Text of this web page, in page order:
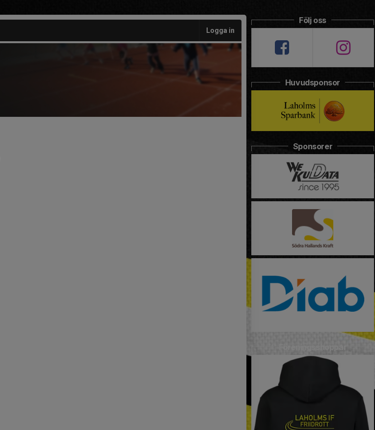
Logga in
Följ oss
Huvudsponsor
Sponsorer